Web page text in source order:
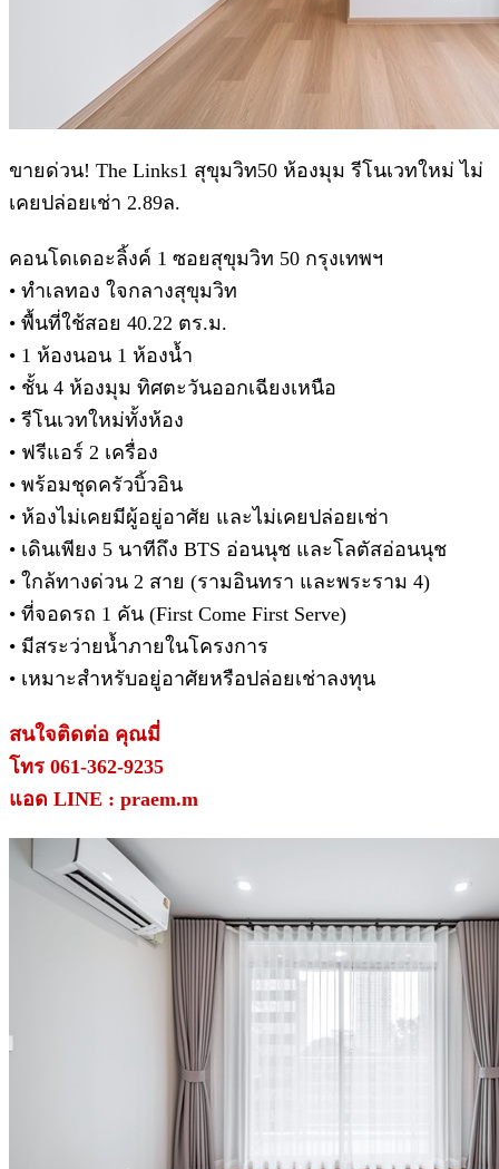
ขายด่วน! The Links1 สุขุมวิท50 ห้องมุม รีโนเวทใหม่ ไม่
เคยปล่อยเช่า 2.89ล.
คอนโดเดอะลิ้งค์ 1 ซอยสุขุมวิท 50 กรุงเทพฯ
• ทำเลทอง ใจกลางสุขุมวิท
• พื้นที่ใช้สอย 40.22 ตร.ม.
• 1 ห้องนอน 1 ห้องน้ำ
• ชั้น 4 ห้องมุม ทิศตะวันออกเฉียงเหนือ
• รีโนเวทใหม่ทั้งห้อง
• ฟรีแอร์ 2 เครื่อง
• พร้อมชุดครัวบิ้วอิน
• ห้องไม่เคยมีผู้อยู่อาศัย และไม่เคยปล่อยเช่า
• เดินเพียง 5 นาทีถึง BTS อ่อนนุช และโลตัสอ่อนนุช
• ใกล้ทางด่วน 2 สาย (รามอินทรา และพระราม 4)
• ที่จอดรถ 1 คัน (First Come First Serve)
• มีสระว่ายน้ำภายในโครงการ
• เหมาะสำหรับอยู่อาศัยหรือปล่อยเช่าลงทุน
สนใจติดต่อ คุณมี่
โทร 061-362-9235
แอด LINE : praem.m